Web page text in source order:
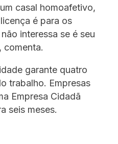
casal homoafetivo,
é para os
interessa se é seu
comenta.
garante quatro
trabalho. Empresas
Empresa Cidadã
seis meses.